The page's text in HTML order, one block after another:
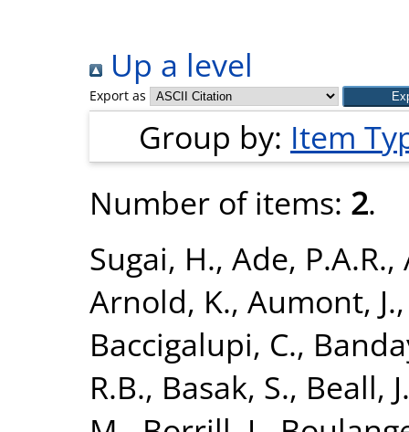
Up a level
Export as
Group by: Item
Number of items: 2.
Sugai, H., Ade, P.A.R.,
Arnold, K., Aumont, J.
Baccigalupi, C.,
R.B., Basak, S., Beall, J.